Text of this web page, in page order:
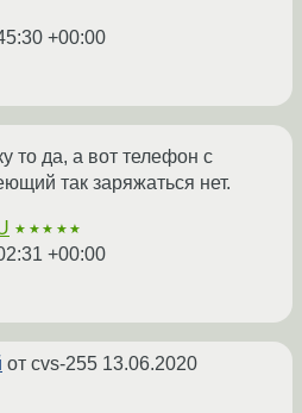
+00:00
то да, а вот телефон с
так заряжаться нет.
★★★★★
+00:00
от cvs-255 13.06.2020